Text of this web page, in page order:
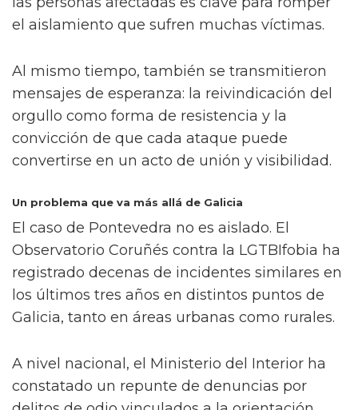
el aislamiento que sufren muchas víctimas.
Al mismo tiempo, también se transmitieron
mensajes de esperanza: la reivindicación del
orgullo como forma de resistencia y la
convicción de que cada ataque puede
convertirse en un acto de unión y visibilidad.
Un problema que va más allá de Galicia
El caso de Pontevedra no es aislado. El
Observatorio Coruñés contra la LGTBIfobia ha
registrado decenas de incidentes similares en
los últimos tres años en distintos puntos de
Galicia, tanto en áreas urbanas como rurales.
A nivel nacional, el Ministerio del Interior ha
constatado un repunte de denuncias por